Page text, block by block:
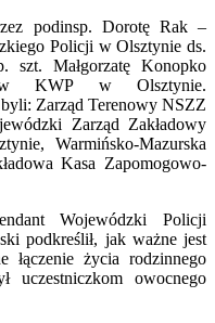
podinsp. Dorotę Rak –
Policji w Olsztynie ds.
szt. Małgorzatę Konopko
KWP w Olsztynie.
Zarząd Terenowy NSZZ
Zarząd Zakładowy
Warmińsko-Mazurska
Kasa Zapomogowo-
Wojewódzki Policji
podkreślił, jak ważne jest
łączenie życia rodzinnego
uczestniczkom owocnego